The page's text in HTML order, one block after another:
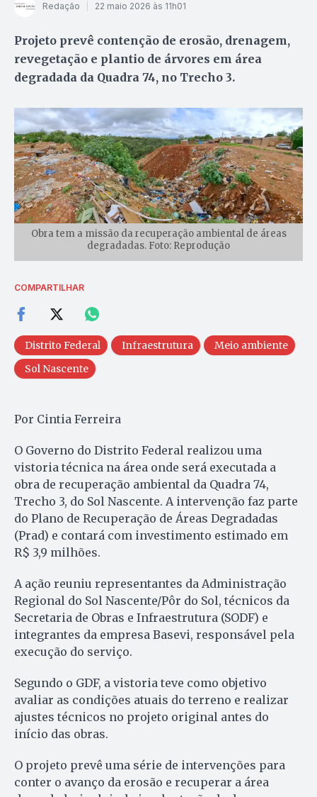
Redação 22 maio 2026 às 11h01
Projeto prevê contenção de erosão, drenagem,
revegetação e plantio de árvores em área
degradada da Quadra 74, no Trecho 3.
Obra tem a missão da recuperação ambiental de áreas
degradadas. Foto: Reprodução
COMPARTILHAR
Distrito Federal Infraestrutura
Meio ambiente
Sol Nascente
Por Cintia Ferreira
O Governo do Distrito Federal realizou uma
vistoria técnica na área onde será executada a
obra de recuperação ambiental da Quadra 74,
Trecho 3, do Sol Nascente. A intervenção faz parte
do Plano de Recuperação de Áreas Degradadas
(Prad) e contará com investimento estimado em
R$ 3,9 milhões.
A ação reuniu representantes da Administração
Regional do Sol Nascente/Pôr do Sol, técnicos da
Secretaria de Obras e Infraestrutura (SODF) e
integrantes da empresa Basevi, responsável pela
execução do serviço.
Segundo o GDF, a vistoria teve como objetivo
avaliar as condições atuais do terreno e realizar
ajustes técnicos no projeto original antes do
início das obras.
O projeto prevê uma série de intervenções para
conter o avanço da erosão e recuperar a área